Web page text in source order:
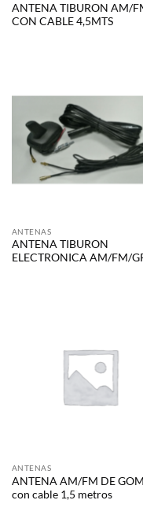
ANTENA TIBURON AM/
CON CABLE 4,5MTS
ANTENAS
ANTENA TIBURON
ELECTRONICA AM/FM/
ANTENAS
ANTENA AM/FM DE
con cable 1,5 metros